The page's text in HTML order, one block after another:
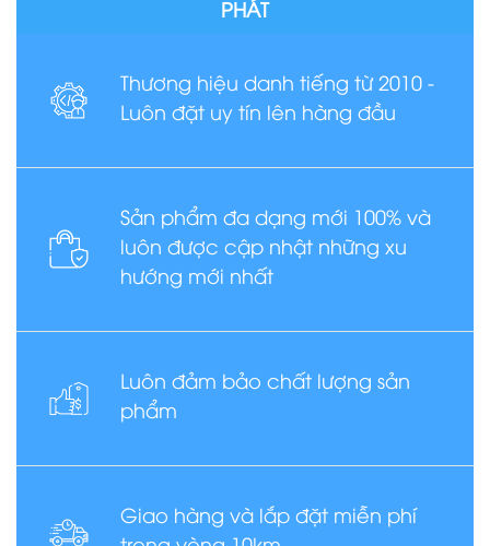
PHÁT
Thương hiệu danh tiếng từ 2010 -
Luôn đặt uy tín lên hàng đầu
Sản phẩm đa dạng mới 100% và
luôn được cập nhật những xu
hướng mới nhất
Luôn đảm bảo chất lượng sản
phẩm
Giao hàng và lắp đặt miễn phí